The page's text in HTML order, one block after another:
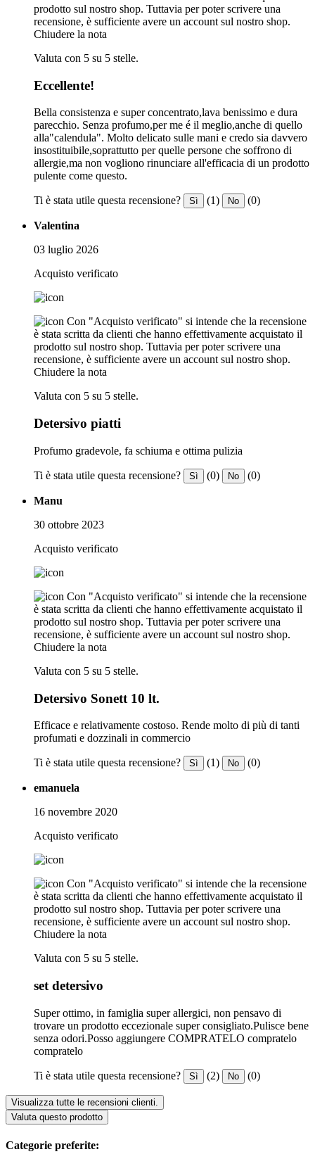
prodotto sul nostro shop. Tuttavia per poter scrivere una
recensione, è sufficiente avere un account sul nostro shop.
Chiudere la nota
Valuta con 5 su 5 stelle.
Eccellente!
Bella consistenza e super concentrato,lava benissimo e dura
parecchio. Senza profumo,per me é il meglio,anche di quello
alla"calendula". Molto delicato sulle mani e credo sia davvero
insostituibile,soprattutto per quelle persone che soffrono di
allergie,ma non vogliono rinunciare all'efficacia di un prodotto
pulente come questo.
Ti è stata utile questa recensione? Sì (1) No (0)
Valentina
03 luglio 2026
Acquisto verificato
Con "Acquisto verificato" si intende che la recensione
è stata scritta da clienti che hanno effettivamente acquistato il
prodotto sul nostro shop. Tuttavia per poter scrivere una
recensione, è sufficiente avere un account sul nostro shop.
Chiudere la nota
Valuta con 5 su 5 stelle.
Detersivo piatti
Profumo gradevole, fa schiuma e ottima pulizia
Ti è stata utile questa recensione? Sì (0) No (0)
Manu
30 ottobre 2023
Acquisto verificato
Con "Acquisto verificato" si intende che la recensione
è stata scritta da clienti che hanno effettivamente acquistato il
prodotto sul nostro shop. Tuttavia per poter scrivere una
recensione, è sufficiente avere un account sul nostro shop.
Chiudere la nota
Valuta con 5 su 5 stelle.
Detersivo Sonett 10 lt.
Efficace e relativamente costoso. Rende molto di più di tanti
profumati e dozzinali in commercio
Ti è stata utile questa recensione? Sì (1) No (0)
emanuela
16 novembre 2020
Acquisto verificato
Con "Acquisto verificato" si intende che la recensione
è stata scritta da clienti che hanno effettivamente acquistato il
prodotto sul nostro shop. Tuttavia per poter scrivere una
recensione, è sufficiente avere un account sul nostro shop.
Chiudere la nota
Valuta con 5 su 5 stelle.
set detersivo
Super ottimo, in famiglia super allergici, non pensavo di
trovare un prodotto eccezionale super consigliato.Pulisce bene
senza odori.Posso aggiungere COMPRATELO compratelo
compratelo
Ti è stata utile questa recensione? Sì (2) No (0)
Visualizza tutte le recensioni clienti.
Valuta questo prodotto
Categorie preferite: